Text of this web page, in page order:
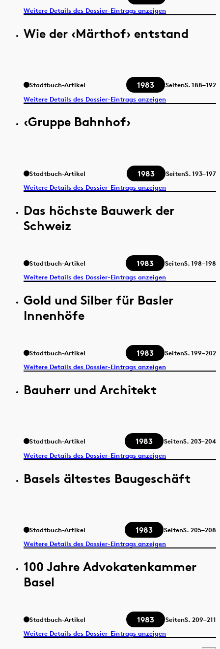
Weitere Details des Dossier-Eintrags anzeigen
Wie der ‹Märthof› entstand
Stadtbuch-Artikel 1983 SeitenS.188–192
Weitere Details des Dossier-Eintrags anzeigen
‹Gruppe Bahnhof›
Stadtbuch-Artikel 1983 SeitenS.193–197
Weitere Details des Dossier-Eintrags anzeigen
Das höchste Bauwerk der
Schweiz
Stadtbuch-Artikel 1983 SeitenS.198–198
Weitere Details des Dossier-Eintrags anzeigen
Gold und Silber für Basler
Innenhöfe
Stadtbuch-Artikel 1983 SeitenS.199–202
Weitere Details des Dossier-Eintrags anzeigen
Bauherr und Architekt
Stadtbuch-Artikel 1983 SeitenS. 203–204
Weitere Details des Dossier-Eintrags anzeigen
Basels ältestes Baugeschäft
Stadtbuch-Artikel 1983 SeitenS. 205–208
Weitere Details des Dossier-Eintrags anzeigen
100 Jahre Advokatenkammer
Basel
Stadtbuch-Artikel 1983 SeitenS. 209–211
Weitere Details des Dossier-Eintrags anzeigen